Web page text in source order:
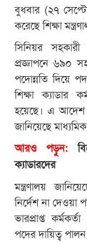
বুধবার (২৭
করেছে শিক্ষা
সিনিয়র
প্রজ্ঞাপনে ৬৯০
পদোন্নতি দিয়ে
শিক্ষা ক্যাডার
হয়েছে। এ আদেশ
জানিয়েছে
আরও পড়ুন:
ক্যাডারদের
মন্ত্রণালয়
নির্দেশ না দেওয়া
ভারপ্রাপ্ত
পদের দায়িত্ব